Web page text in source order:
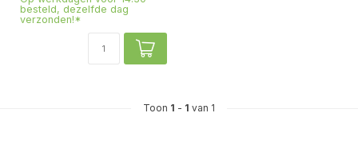
besteld, dezelfde dag
verzonden!*
Toon 1 - 1 van 1